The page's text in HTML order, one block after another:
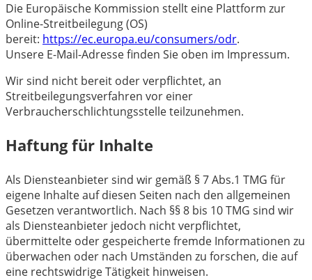
Die Europäische Kommission stellt eine Plattform zur
Online-Streitbeilegung (OS)
bereit: https://ec.europa.eu/consumers/odr.
Unsere E-Mail-Adresse finden Sie oben im Impressum.
Wir sind nicht bereit oder verpflichtet, an
Streitbeilegungsverfahren vor einer
Verbraucherschlichtungsstelle teilzunehmen.
Haftung für Inhalte
Als Diensteanbieter sind wir gemäß § 7 Abs.1 TMG für
eigene Inhalte auf diesen Seiten nach den allgemeinen
Gesetzen verantwortlich. Nach §§ 8 bis 10 TMG sind wir
als Diensteanbieter jedoch nicht verpflichtet,
übermittelte oder gespeicherte fremde Informationen zu
überwachen oder nach Umständen zu forschen, die auf
eine rechtswidrige Tätigkeit hinweisen.